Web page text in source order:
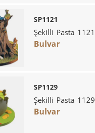
SP1121
Şekilli Pasta 1121
Bulvar
SP1129
Şekilli Pasta 1129
Bulvar